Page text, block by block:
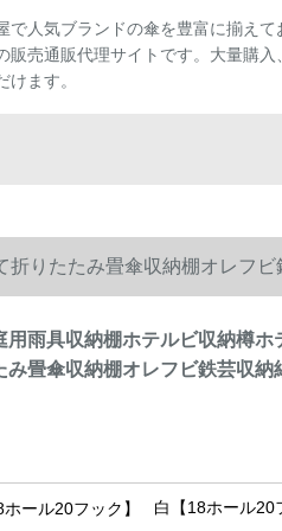
で人気ブランドの傘を豊富に揃え
販売通販代理サイトです。大量購
けます。
りたたみ畳傘収納棚オレフ
用雨具収納棚ホテルビ収納樽ホ
み畳傘収納棚オレフビ鉄芸収納
白【18ホール20